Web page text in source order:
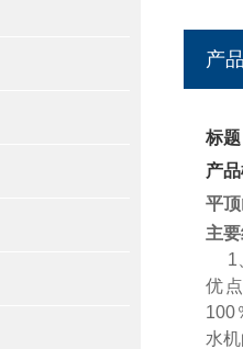
产
标
产
平
主
1
优
100
水